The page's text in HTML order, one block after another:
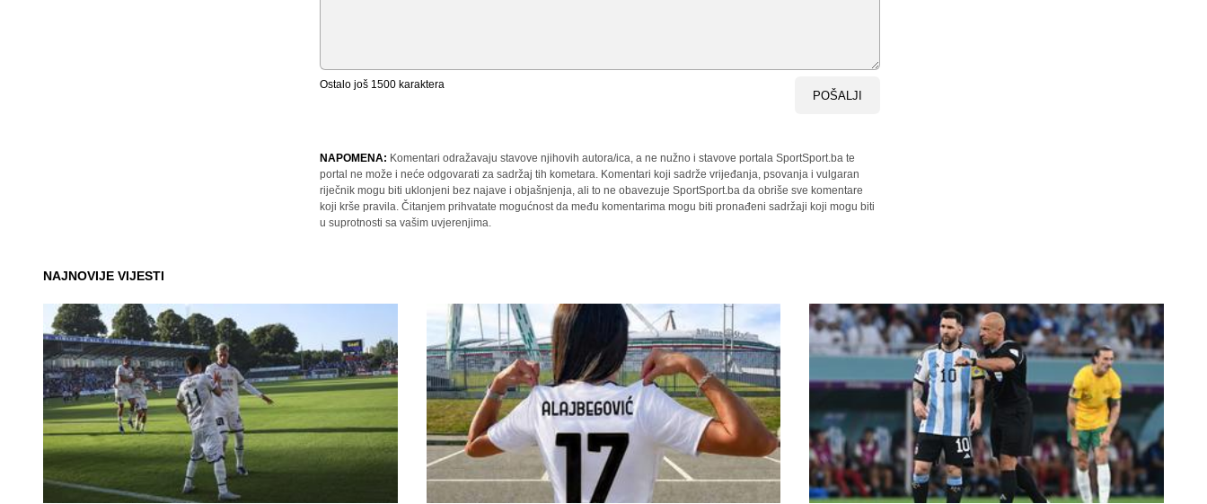
Ostalo još 1500 karaktera
POŠALJI
NAPOMENA: Komentari odražavaju stavove njihovih autora/ica, a ne nužno i stavove portala SportSport.ba te
portal ne može i neće odgovarati za sadržaj tih kometara. Komentari koji sadrže vrijeđanja, psovanja i vulgaran
riječnik mogu biti uklonjeni bez najave i objašnjenja, ali to ne obavezuje SportSport.ba da obriše sve komentare
koji krše pravila. Čitanjem prihvatate mogućnost da među komentarima mogu biti pronađeni sadržaji koji mogu biti
u suprotnosti sa vašim uvjerenjima.
NAJNOVIJE VIJESTI